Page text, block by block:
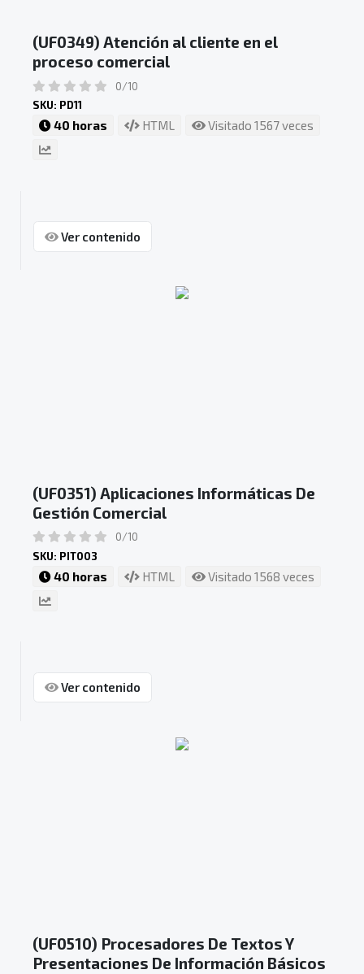
(UF0349) Atención al cliente en el
proceso comercial
0/10
SKU: PD11
40 horas HTML Visitado 1567 veces
Ver contenido
(UF0351) Aplicaciones Informáticas De
Gestión Comercial
0/10
SKU: PIT003
40 horas HTML Visitado 1568 veces
Ver contenido
(UF0510) Procesadores De Textos Y
Presentaciones De Información Básicos